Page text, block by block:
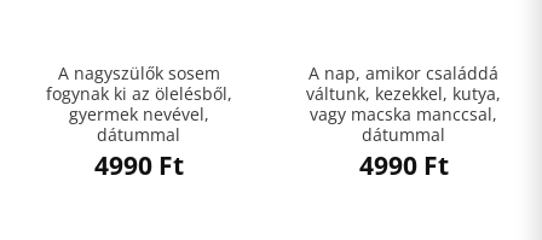
A nagyszülők sosem
fogynak ki az ölelésből,
gyermek nevével,
dátummal
4990 Ft
A nap, amikor családdá
váltunk, kezekkel, kutya,
vagy macska manccsal,
dátummal
4990 Ft